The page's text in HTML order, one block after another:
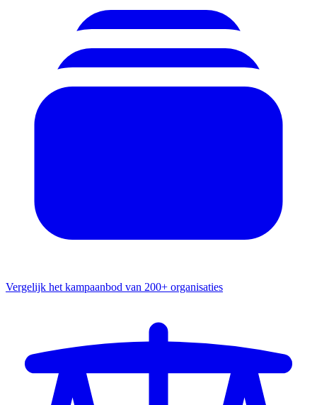
Vergelijk het kampaanbod van 200+ organisaties